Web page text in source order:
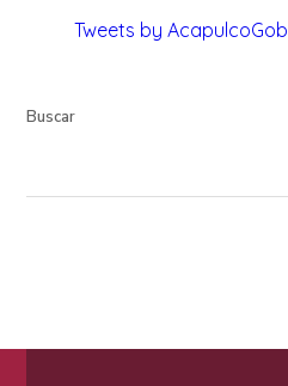
Tweets by AcapulcoGob
Buscar